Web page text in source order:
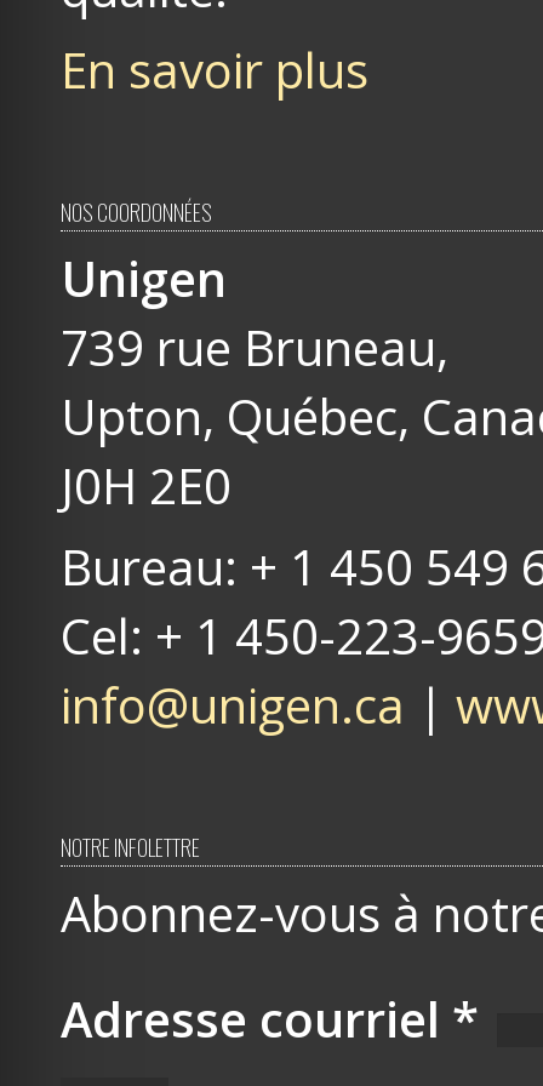
En savoir plus
NOS COORDONNÉES
Unigen
739 rue Bruneau,
Upton, Québec,
J0H 2E0
Bureau: + 1 450 549
Cel: + 1 450-223-
info@unigen.ca |
NOTRE INFOLETTRE
Abonnez-vous à
Adresse courriel *